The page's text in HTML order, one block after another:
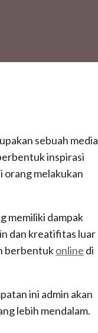
sebuah media
inspirasi
orang melakukan
memiliki dampak
dan kreatifitas luar
berbentukonline di
ini admin akan
lebih mendalam.